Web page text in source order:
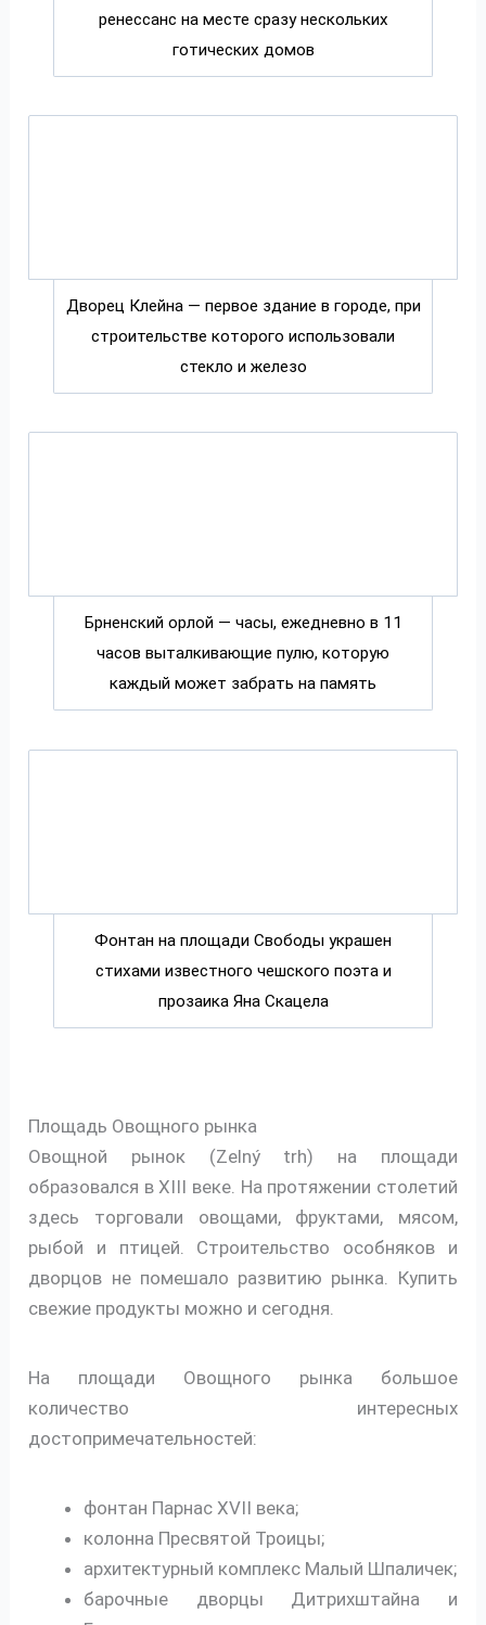
ренессанс на месте сразу нескольких
готических домов
Дворец Клейна — первое здание в городе, при
строительстве которого использовали
стекло и железо
Брненский орлой — часы, ежедневно в 11
часов выталкивающие пулю, которую
каждый может забрать на память
Фонтан на площади Свободы украшен
стихами известного чешского поэта и
прозаика Яна Скацела
Площадь Овощного рынка
Овощной рынок (Zelný trh) на площади
образовался в XIII веке. На протяжении столетий
здесь торговали овощами, фруктами, мясом,
рыбой и птицей. Строительство особняков и
дворцов не помешало развитию рынка. Купить
свежие продукты можно и сегодня.
На площади Овощного рынка большое
количество интересных
достопримечательностей:
фонтан Парнас XVII века;
колонна Пресвятой Троицы;
архитектурный комплекс Малый Шпаличек;
барочные дворцы Дитрихштайна и